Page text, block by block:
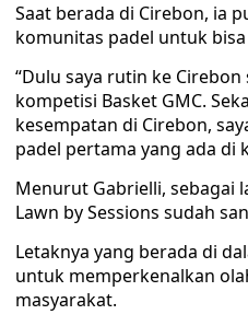
Saat berada di Cirebon, ia
komunitas padel untuk
“Dulu saya rutin ke
kompetisi Basket GMC.
kesempatan di Cirebon,
padel pertama yang ada di
Menurut Gabrielli, sebagai
Lawn by Sessions sudah
Letaknya yang berada di
untuk memperkenalkan
masyarakat.